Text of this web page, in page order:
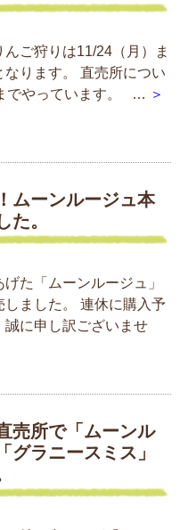
ご狩りは11/24（月）ま
なります。 直売所につい
でやっています。 … ＞
ムーンルージュ本
た。
た「ムーンルージュ」
しました。 連休に購入予
誠に申し訳ございませ
売所で「ムーンル
グラニースミス」